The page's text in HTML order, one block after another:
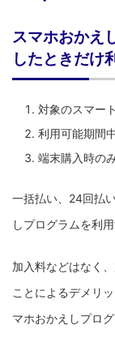
スマホおかえ
したときだけ
対象のスマー
利用可能期間
端末購入時の
一括払い、24回払
しプログラムを利
加入料などはなく
ことによるデメリ
マホおかえしプロ